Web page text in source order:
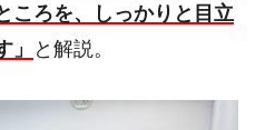
ころを、しっかりと目立
と解説。